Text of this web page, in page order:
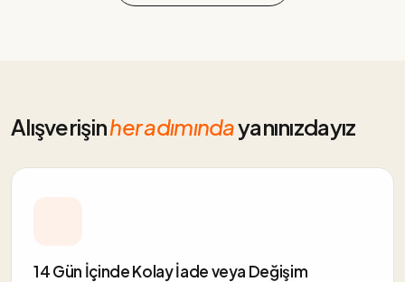
Alışverişinher adımındayanınızdayız
14 Gün İçinde Kolay İade veya Değişim